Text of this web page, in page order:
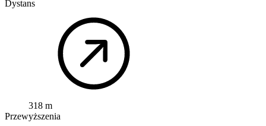
Dystans
318 m
Przewyższenia